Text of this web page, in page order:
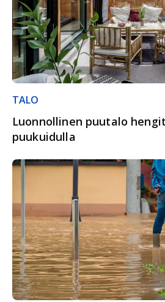
TALO
Luonnollinen puutalo
puukuidulla